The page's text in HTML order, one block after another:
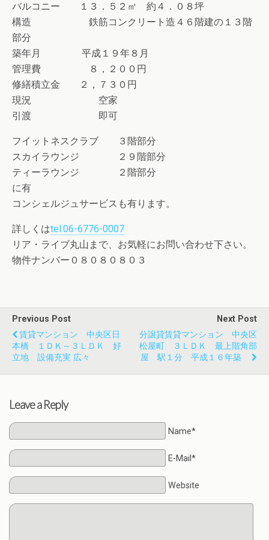
バルコニー １３．５２㎡ 約４．０８坪
構造 鉄筋コンクリート造４６階建の１３階
部分
築年月 平成１９年８月
管理費 ８，２００円
修繕積立金 ２，７３０円
現況 空家
引渡 即可
フイットネスクラブ ３階部分
スカイラウンジ ２９階部分
ティーラウンジ ２階部分
に有
コンシェルジュサービスも有ります。
詳しくはtel:06-6776-0007
リア・ライブ丸山まで、お気軽にお問い合わせ下さい。
物件ナンバー０８０８０８０３
Previous Post
賃貸マンション 中央区日
本橋 １ＤＫ～３ＬＤＫ 好
立地 設備充実 広々
Next Post
分譲貸賃貸マンション 中央区
松屋町 ３ＬＤＫ 最上階角部
屋 駅１分 平成１６年築
Leave a Reply
Name*
E-Mail*
Website